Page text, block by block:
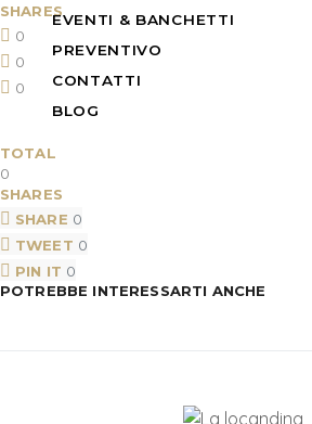
EVENTI & BANCHETTI
PREVENTIVO
CONTATTI
BLOG
SHARES
0
0
0
TOTAL
0
SHARES
SHARE 0
TWEET 0
PIN IT 0
POTREBBE INTERESSARTI ANCHE